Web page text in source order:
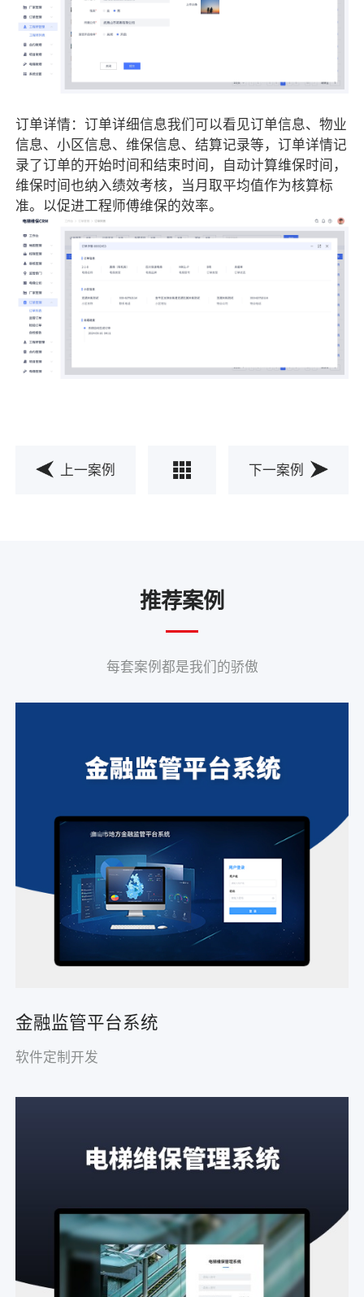
订单详情：订单详细信息我们可以看见订单信息、物业
信息、小区信息、维保信息、结算记录等，订单详情记
录了订单的开始时间和结束时间，自动计算维保时间，
维保时间也纳入绩效考核，当月取平均值作为核算标
准。以促进工程师傅维保的效率。
上一案例 下一案例
推荐案例
每套案例都是我们的骄傲
金融监管平台系统
软件定制开发